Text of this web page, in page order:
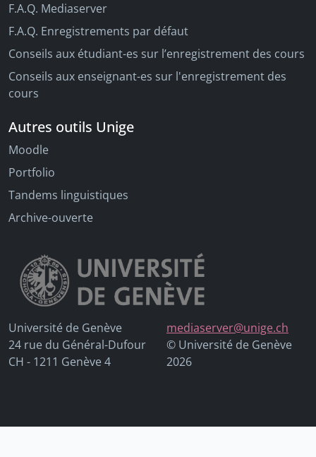
F.A.Q. Mediaserver
F.A.Q. Enregistrements par défaut
Conseils aux étudiant-es sur l’enregistrement des cours
Conseils aux enseignant-es sur l'enregistrement des
cours
Autres outils Unige
Moodle
Portfolio
Tandems linguistiques
Archive-ouverte
Université de Genève
24 rue du Général-Dufour
CH - 1211 Genève 4
mediaserver@unige.ch
© Université de Genève
2026